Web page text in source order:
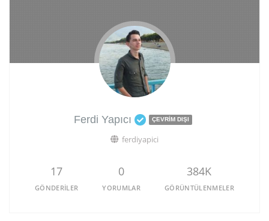
Ferdi Yapıcı ÇEVRIM DIŞI
ferdiyapici
17
GÖNDERILER
0
YORUMLAR
384K
GÖRÜNTÜLENMELER